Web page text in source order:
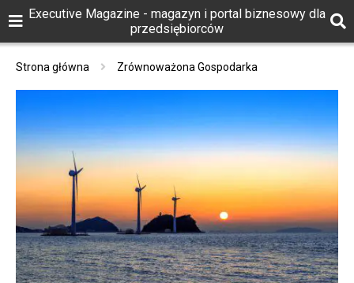
Executive Magazine - magazyn i portal biznesowy dla
przedsiębiorców
Strona główna Zrównoważona Gospodarka